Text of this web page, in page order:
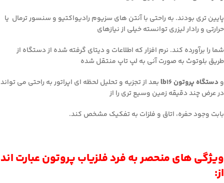
پایین تری بودند. به راحتی با آنتن های سزیوم رادیواکتیو و سنسور ترمال یا
حرارتی و رادار لیزری توانسته خیلی از نیازهای
شما را برآورده کند. نرم افزار که اطلاعات و دیتای گرفته شده از دستگاه از
طریق بلوتوث به صورت آنی به لپ تاپ منتقل شده
و دستگاه پروتون lb16
بعد از تجزیه و تحلیل لحظه ای اپراتور به راحتی می تواند
در عرض چند دقیقه زمین وسیع تری را از
بابت وجود حفره، اتاق و فلزات به تفکیک مشخص کند.
ویژگی های منحصر به فرد فلزیاب پروتون عبارت اند
از: